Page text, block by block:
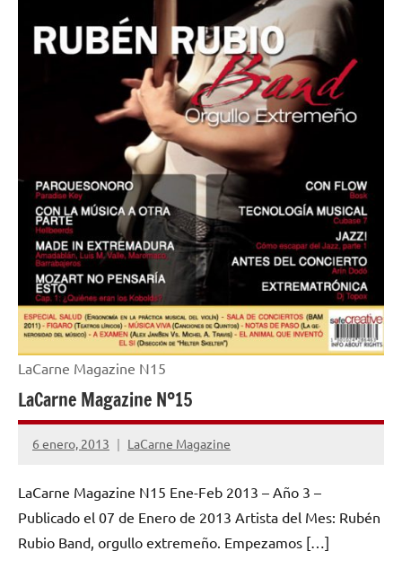
LaCarne Magazine N15
LaCarne Magazine Nº15
6 enero, 2013 LaCarne Magazine
No
comentarios
LaCarne Magazine N15 Ene-Feb 2013 – Año 3 –
Publicado el 07 de Enero de 2013 Artista del Mes: Rubén
Rubio Band, orgullo extremeño. Empezamos […]